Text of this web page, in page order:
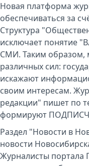
Новая платформа
обеспечиваться за
Структура
исключает понятие
СМИ. Таким образом,
различных сил:
искажают
своим интересам.
редакции" пишет по
формируют
Раздел "Новости в
новости
Журналисты портала